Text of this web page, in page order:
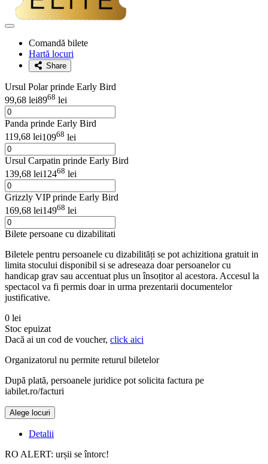
Adaugă
favoriteComandă bilete
Hartă locuri
Share
Ursul Polar prinde Early Bird
99,68 lei8968 lei
Panda prinde Early Bird
119,68 lei10968 lei
Ursul Carpatin prinde Early Bird
139,68 lei12468 lei
Grizzly VIP prinde Early Bird
169,68 lei14968 lei
Bilete persoane cu dizabilitati
Biletele pentru persoanele cu dizabilități se pot achizitiona gratuit in
limita stocului disponibil si se adreseaza doar persoanelor cu
handicap grav sau accentuat plus un însoțitor al acestora. Accesul la
spectacol va fi permis doar in urma prezentarii documentelor
justificative.
0 lei
Stoc epuizat
Dacă ai un cod de voucher, click aici
Organizatorul nu permite returul biletelor
După plată, persoanele juridice pot solicita factura pe
iabilet.ro/facturi
Alege locuri
Detalii
RO ALERT: urșii se întorc!